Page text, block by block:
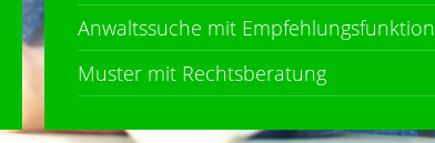
Anwaltssuche mit Empfehlungsfunktion
Muster mit Rechtsberatung